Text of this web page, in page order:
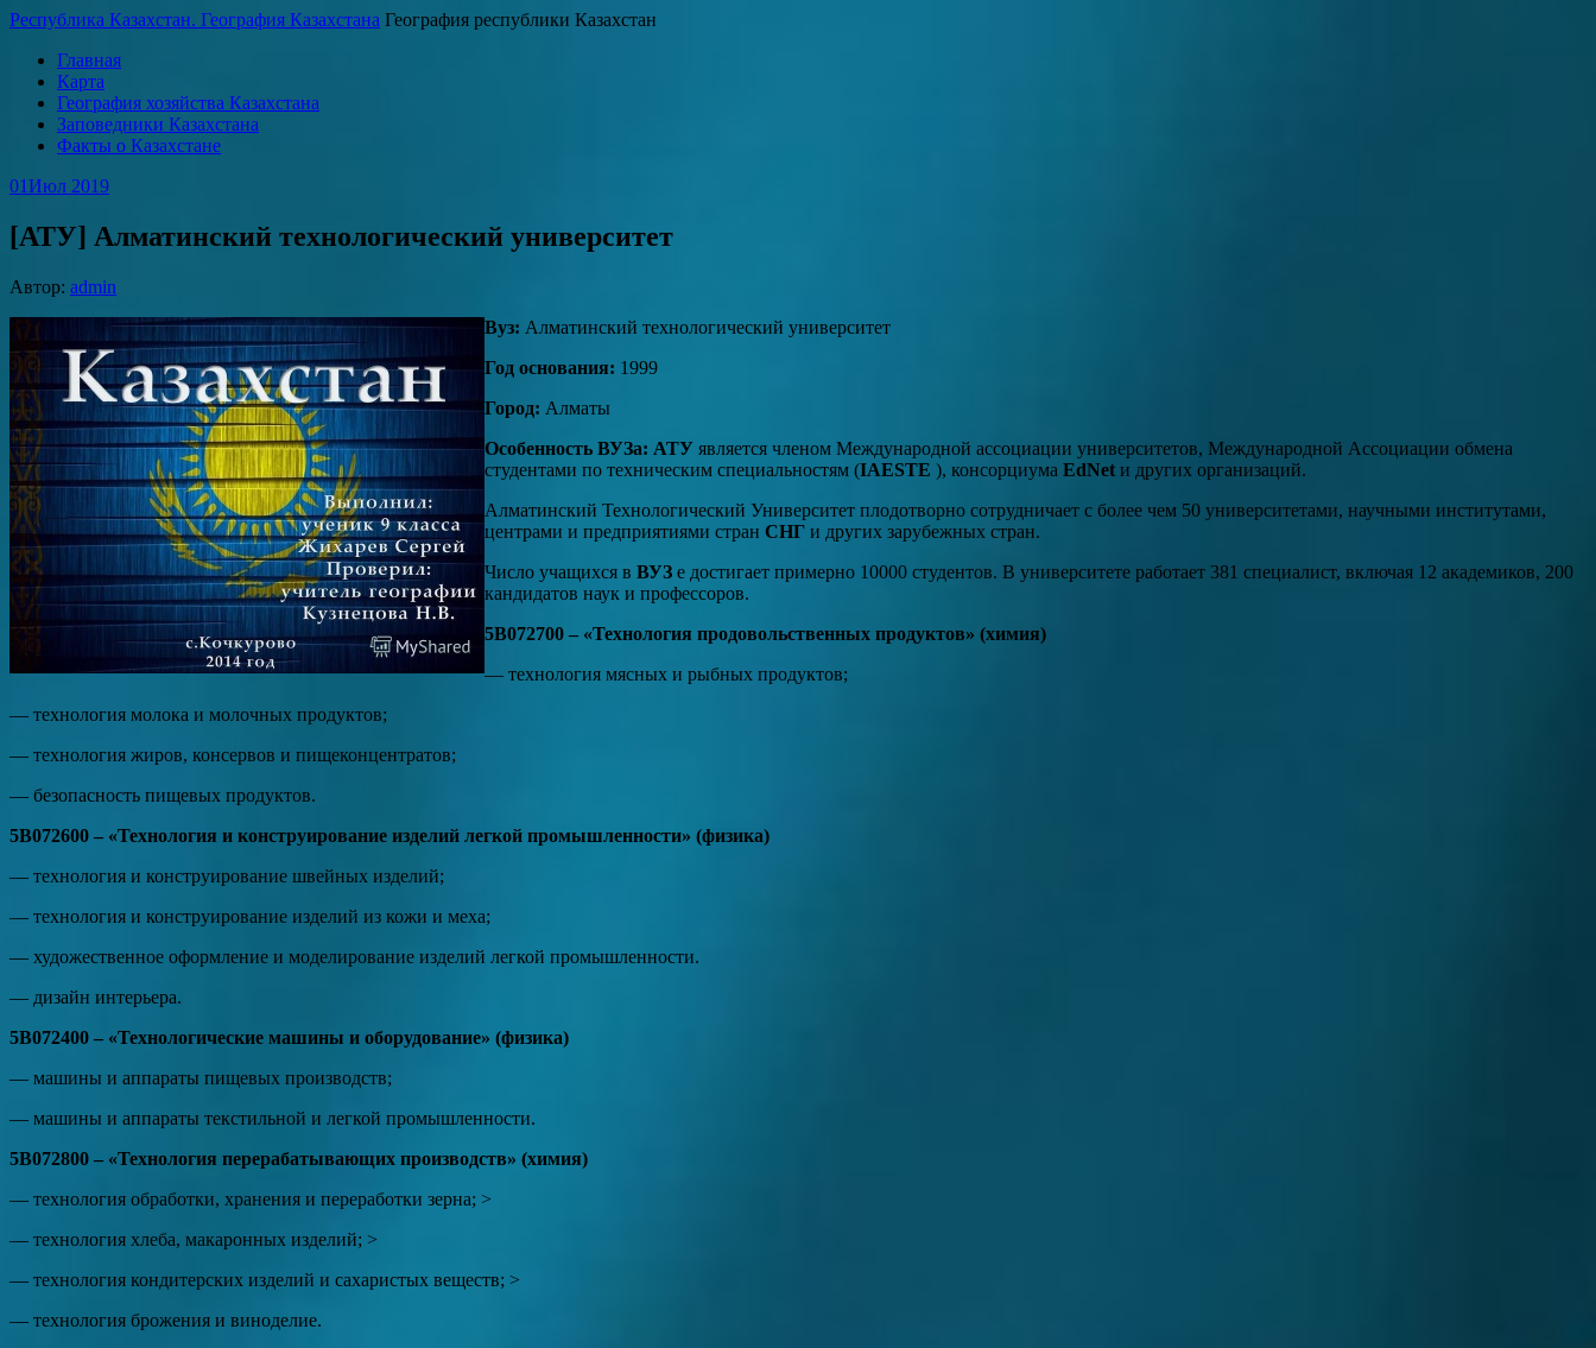
Республика Казахстан. География Казахстана География республики Казахстан
Главная
Карта
География хозяйства Казахстана
Заповедники Казахстана
Факты о Казахстане
01Июл 2019
[АТУ] Алматинский технологический университет
Автор: admin
Вуз: Алматинский технологический университет
Год основания: 1999
Город: Алматы
Особенность ВУЗа: АТУ является членом Международной ассоциации университетов, Международной Ассоциации обмена
студентами по техническим специальностям (IAESTE ), консорциума EdNet и других организаций.
Алматинский Технологический Университет плодотворно сотрудничает с более чем 50 университетами, научными институтами,
центрами и предприятиями стран СНГ и других зарубежных стран.
Число учащихся в ВУЗ е достигает примерно 10000 студентов. В университете работает 381 специалист, включая 12 академиков, 200
кандидатов наук и профессоров.
5В072700 – «Технология продовольственных продуктов» (химия)
— технология мясных и рыбных продуктов;
— технология молока и молочных продуктов;
— технология жиров, консервов и пищеконцентратов;
— безопасность пищевых продуктов.
5В072600 – «Технология и конструирование изделий легкой промышленности» (физика)
— технология и конструирование швейных изделий;
— технология и конструирование изделий из кожи и меха;
— художественное оформление и моделирование изделий легкой промышленности.
— дизайн интерьера.
5В072400 – «Технологические машины и оборудование» (физика)
— машины и аппараты пищевых производств;
— машины и аппараты текстильной и легкой промышленности.
5В072800 – «Технология перерабатывающих производств» (химия)
— технология обработки, хранения и переработки зерна; >
— технология хлеба, макаронных изделий; >
— технология кондитерских изделий и сахаристых веществ; >
— технология брожения и виноделие.